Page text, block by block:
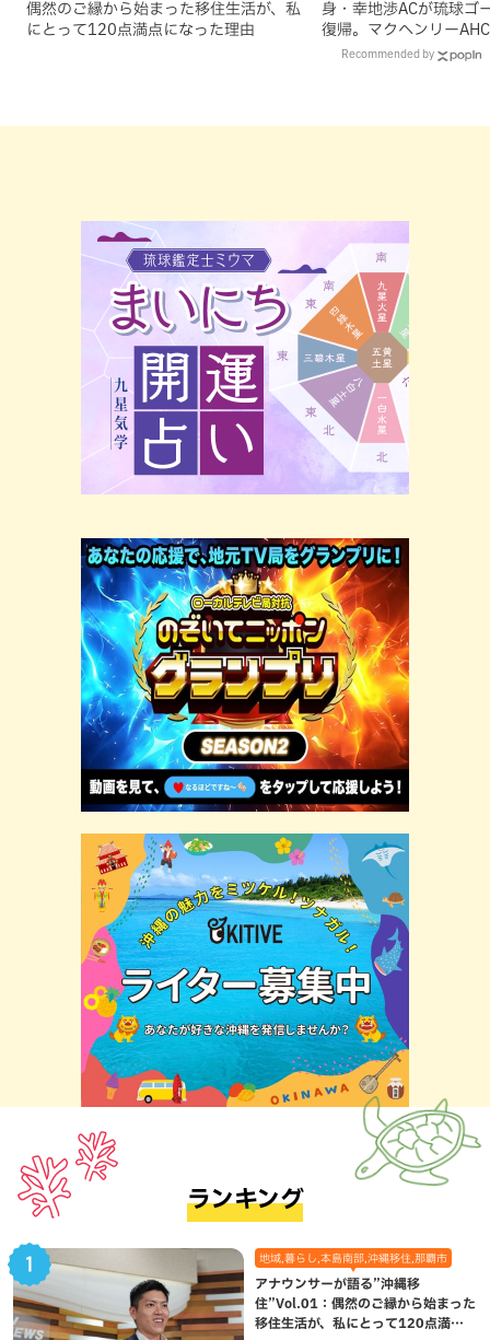
偶然のご縁から始まった移住生活が、私
にとって120点満点になった理由
身・幸地渉ACが琉球ゴ
復帰。マクヘンリー
理由Recommended by
ランキング
地域,暮らし,本島南部,沖縄移住,那覇市
アナウンサーが語る”沖縄移
住”Vol.01：偶然のご縁から始まった
移住生活が、私にとって120点満点